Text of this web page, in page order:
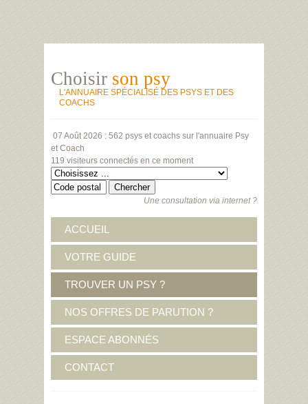
Choisir son psy
L'ANNUAIRE SPÉCIALISÉ DES PSYS ET DES
COACHS
07 Août 2026 : 562 psys et coachs sur l'annuaire Psy
et Coach
119 visiteurs connectés en ce moment
Une consultation via internet ?
ACCUEIL
VOTRE GUIDE
TROUVER UN PSY ?
NOS OFFRES DE PARUTION ?
ESPACE ABONNÉS
CONTACT